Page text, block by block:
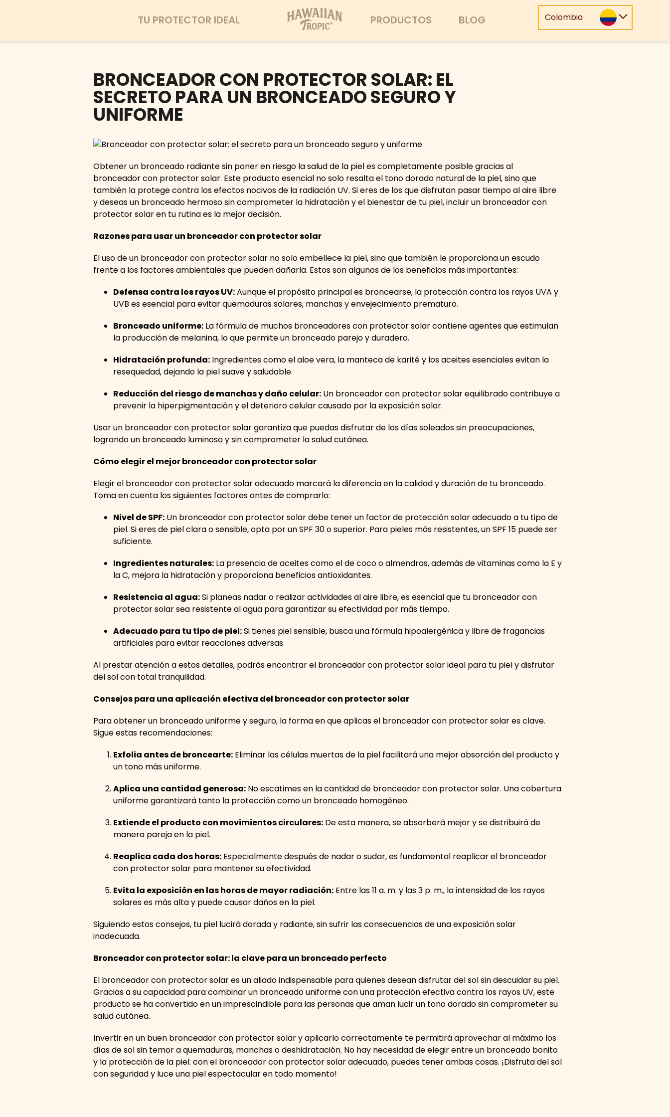
TU PROTECTOR IDEAL PRODUCTOS BLOG Colombia
BRONCEADOR CON PROTECTOR SOLAR: EL
SECRETO PARA UN BRONCEADO SEGURO Y
UNIFORME
Obtener un bronceado radiante sin poner en riesgo la salud de la piel es completamente posible gracias al
bronceador con protector solar. Este producto esencial no solo resalta el tono dorado natural de la piel, sino que
también la protege contra los efectos nocivos de la radiación UV. Si eres de los que disfrutan pasar tiempo al aire libre
y deseas un bronceado hermoso sin comprometer la hidratación y el bienestar de tu piel, incluir un bronceador con
protector solar en tu rutina es la mejor decisión.
Razones para usar un bronceador con protector solar
El uso de un bronceador con protector solar no solo embellece la piel, sino que también le proporciona un escudo
frente a los factores ambientales que pueden dañarla. Estos son algunos de los beneficios más importantes:
Defensa contra los rayos UV:Aunque el propósito principal es broncearse, la protección contra los rayos UVA y
UVB es esencial para evitar quemaduras solares, manchas y envejecimiento prematuro.
Bronceado uniforme: La fórmula de muchos bronceadores con protector solar contiene agentes que estimulan
la producción de melanina, lo que permite un bronceado parejo y duradero.
Hidratación profunda: Ingredientes como el aloe vera, la manteca de karité y los aceites esenciales evitan la
resequedad, dejando la piel suave y saludable.
Reducción del riesgo de manchas y daño celular: Un bronceador con protector solar equilibrado contribuye a
prevenir la hiperpigmentación y el deterioro celular causado por la exposición solar.
Usar un bronceador con protector solar garantiza que puedas disfrutar de los días soleados sin preocupaciones,
logrando un bronceado luminoso y sin comprometer la salud cutánea.
Cómo elegir el mejor bronceador con protector solar
Elegir el bronceador con protector solar adecuado marcará la diferencia en la calidad y duración de tu bronceado.
Toma en cuenta los siguientes factores antes de comprarlo:
Nivel de SPF: Un bronceador con protector solar debe tener un factor de protección solar adecuado a tu tipo de
piel. Si eres de piel clara o sensible, opta por un SPF 30 o superior. Para pieles más resistentes, un SPF 15 puede ser
suficiente.
Ingredientes naturales: La presencia de aceites como el de coco o almendras, además de vitaminas como la E y
la C, mejora la hidratación y proporciona beneficios antioxidantes.
Resistencia al agua:Si planeas nadar o realizar actividades al aire libre, es esencial que tu bronceador con
protector solar sea resistente al agua para garantizar su efectividad por más tiempo.
Adecuado para tu tipo de piel:Si tienes piel sensible, busca una fórmula hipoalergénica y libre de fragancias
artificiales para evitar reacciones adversas.
Al prestar atención a estos detalles, podrás encontrar el bronceador con protector solar ideal para tu piel y disfrutar
del sol con total tranquilidad.
Consejos para una aplicación efectiva del bronceador con protector solar
Para obtener un bronceado uniforme y seguro, la forma en que aplicas el bronceador con protector solar es clave.
Sigue estas recomendaciones:
Exfolia antes de broncearte: Eliminar las células muertas de la piel facilitará una mejor absorción del producto y
un tono más uniforme.
Aplica una cantidad generosa: No escatimes en la cantidad de bronceador con protector solar. Una cobertura
uniforme garantizará tanto la protección como un bronceado homogéneo.
Extiende el producto con movimientos circulares: De esta manera, se absorberá mejor y se distribuirá de
manera pareja en la piel.
Reaplica cada dos horas: Especialmente después de nadar o sudar, es fundamental reaplicar el bronceador
con protector solar para mantener su efectividad.
Evita la exposición en las horas de mayor radiación: Entre las 11 a. m. y las 3 p. m., la intensidad de los rayos
solares es más alta y puede causar daños en la piel.
Siguiendo estos consejos, tu piel lucirá dorada y radiante, sin sufrir las consecuencias de una exposición solar
inadecuada.
Bronceador con protector solar: la clave para un bronceado perfecto
El bronceador con protector solar es un aliado indispensable para quienes desean disfrutar del sol sin descuidar su piel.
Gracias a su capacidad para combinar un bronceado uniforme con una protección efectiva contra los rayos UV, este
producto se ha convertido en un imprescindible para las personas que aman lucir un tono dorado sin comprometer su
salud cutánea.
Invertir en un buen bronceador con protector solar y aplicarlo correctamente te permitirá aprovechar al máximo los
días de sol sin temor a quemaduras, manchas o deshidratación. No hay necesidad de elegir entre un bronceado bonito
y la protección de la piel: con el bronceador con protector solar adecuado, puedes tener ambas cosas. ¡Disfruta del sol
con seguridad y luce una piel espectacular en todo momento!